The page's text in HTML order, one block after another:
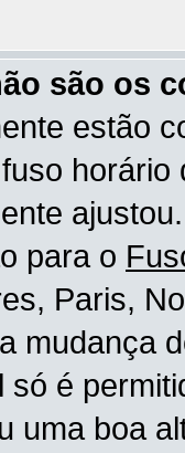
são os
estão
para o
Paris,
mudança
só é
uma boa